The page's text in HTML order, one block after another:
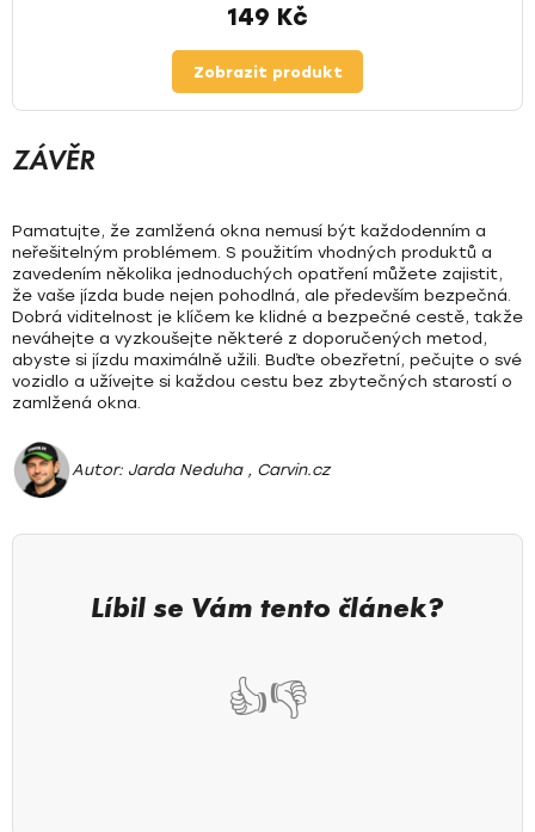
149 Kč
Zobrazit produkt
ZÁVĚR
Pamatujte, že zamlžená okna nemusí být každodenním a
neřešitelným problémem. S použitím vhodných produktů a
zavedením několika jednoduchých opatření můžete zajistit,
že vaše jízda bude nejen pohodlná, ale především bezpečná.
Dobrá viditelnost je klíčem ke klidné a bezpečné cestě, takže
neváhejte a vyzkoušejte některé z doporučených metod,
abyste si jízdu maximálně užili. Buďte obezřetní, pečujte o své
vozidlo a užívejte si každou cestu bez zbytečných starostí o
zamlžená okna.
Autor: Jarda Neduha , Carvin.cz
Líbil se Vám tento článek?
👍👎